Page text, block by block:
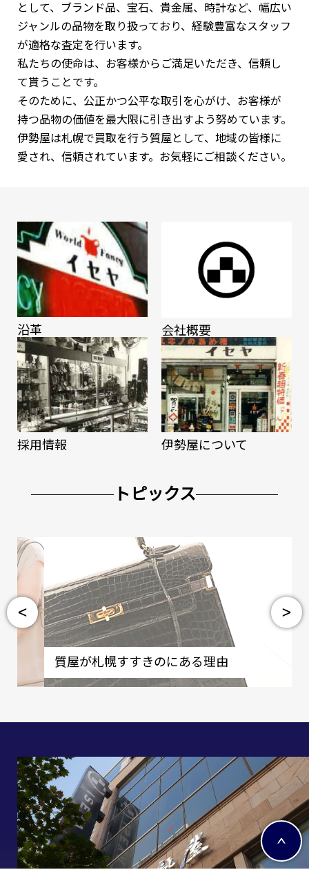
として、ブランド品、宝⽯、貴⾦属、時計など、幅広い
ジャンルの品物を取り扱っており、経験豊富なスタッフ
が適格な査定を⾏います。
私たちの使命は、お客様からご満⾜いただき、信頼し
て貰うことです。
そのために、公正かつ公平な取引を⼼がけ、お客様が
持つ品物の価値を最⼤限に引き出すよう努めています。
伊勢屋は札幌で買取を⾏う質屋として、地域の皆様に
愛され、信頼されています。お気軽にご相談ください。
沿⾰ 会社概要
採⽤情報 伊勢屋について
トピックス
<
質屋が札幌すすきのにある理由
>